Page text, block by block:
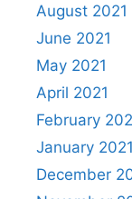
August 2021
June 2021
May 2021
April 2021
February
January 2021
December